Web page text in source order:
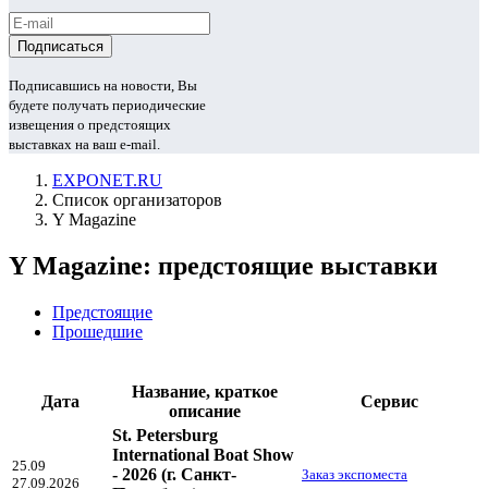
Подписавшись на новости, Вы
будете получать периодические
извещения о предстоящих
выставках на ваш e-mail.
EXPONET.RU
Список организаторов
Y Magazine
Y Magazine: предстоящие выставки
Предстоящие
Прошедшие
Дата
Название, краткое
описание
Сервис
25.09
27.09.2026
St. Petersburg
International Boat Show
- 2026 (г. Санкт-
Заказ экспоместа